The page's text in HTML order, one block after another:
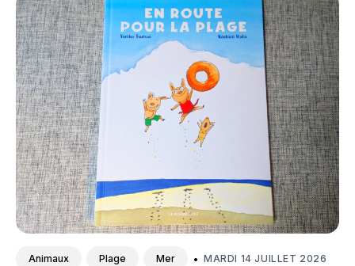
Animaux Plage Mer • MARDI 14 JUILLET 2026